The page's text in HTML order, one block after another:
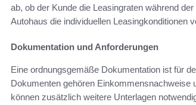
ab, ob der Kunde die Leasingraten während
Autohaus die individuellen Leasingkonditionen
Dokumentation und Anforderungen
Eine ordnungsgemäße Dokumentation ist für
Dokumenten gehören Einkommensnachweise
können zusätzlich weitere Unterlagen